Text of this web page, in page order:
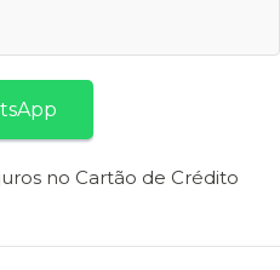
no Cartão de Crédito